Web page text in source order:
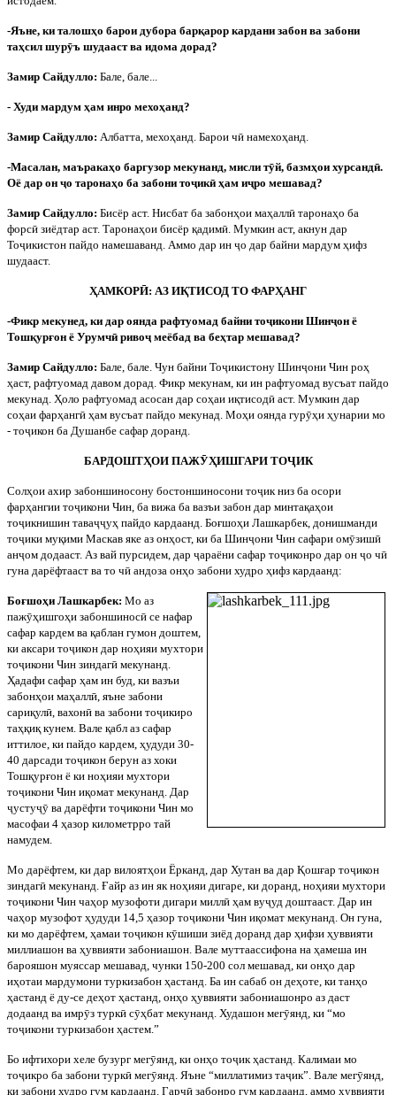
-Яъне, ки талошҳо барои дубора барқарор кардани забон ва забони
таҳсил шурӯъ шудааст ва идома дорад?
Замир Сайдулло: Бале, бале...
- Худи мардум ҳам инро мехоҳанд?
Замир Сайдулло: Албатта, мехоҳанд. Барои чӣ намехоҳанд.
-Масалан, маъракаҳо баргузор мекунанд, мисли тӯй, базмҳои хурсандӣ.
Оё дар он ҷо таронаҳо ба забони тоҷикӣ ҳам иҷро мешавад?
Замир Сайдулло: Бисёр аст. Нисбат ба забонҳои маҳаллӣ таронаҳо ба
форсӣ зиёдтар аст. Таронаҳои бисёр қадимӣ . Мумкин аст, акнун дар
Тоҷикистон пайдо намешаванд. Аммо дар ин ҷо дар байни мардум ҳифз
шудааст.
ҲАМКОРӢ: АЗ ИҚТИСОД ТО ФАРҲАНГ
-Фикр мекунед, ки дар оянда рафтуомад байни тоҷикони Шинҷон ё
Тошқурғон ё Урумчӣ ривоҷ меёбад ва беҳтар мешавад?
Замир Сайдулло: Бале, бале. Чун байни Тоҷикистону Шинҷони Чин роҳ
ҳаст, рафтуомад давом дорад. Фикр мекунам, ки ин рафтуомад вусъат пайдо
мекунад. Ҳоло рафтуомад асосан дар соҳаи иқтисодӣ аст. Мумкин дар
соҳаи фарҳангӣ ҳам вусъат пайдо мекунад. Моҳи оянда гурӯҳи ҳунарии мо
- тоҷикон ба Душанбе сафар доранд.
БАРДОШТҲОИ ПАЖӮҲИШГАРИ ТОҶИК
Солҳои ахир забоншиносону бостоншиносони тоҷик низ ба осори
фарҳангии тоҷикони Чин, ба вижа ба вазъи забон дар минтақаҳои
тоҷикнишин таваҷҷуҳ пайдо кардаанд. Боғшоҳи Лашкарбек, донишманди
тоҷики муқими Маскав яке аз онҳост, ки ба Шинҷони Чин сафари омӯзишӣ
анҷом додааст. Аз вай пурсидем, дар ҷараёни сафар тоҷиконро дар он ҷо чӣ
гуна дарёфтааст ва то чӣ андоза онҳо забони худро ҳифз кардаанд:
Боғшоҳи Лашкарбек: Мо аз
пажӯҳишгоҳи забоншиносӣ се нафар
сафар кардем ва қаблан гумон доштем,
ки аксари тоҷикон дар ноҳияи мухтори
тоҷикони Чин зиндагӣ мекунанд.
Ҳадафи сафар ҳам ин буд, ки вазъи
забонҳои маҳаллӣ , яъне забони
сариқулӣ , вахонӣ ва забони тоҷикиро
таҳқиқ кунем. Вале қабл аз сафар
иттилое, ки пайдо кардем, ҳудуди 30-
40 дарсади тоҷикон берун аз хоки
Тошқурғон ё ки ноҳияи мухтори
тоҷикони Чин иқомат мекунанд. Дар
ҷустуҷӯ ва дарёфти тоҷикони Чин мо
масофаи 4 ҳазор километрро тай
намудем.
Мо дарёфтем, ки дар вилоятҳои Ёрканд, дар Хутан ва дар Қошғар тоҷикон
зиндагӣ мекунанд. Ғайр аз ин як ноҳияи дигаре, ки доранд, ноҳияи мухтори
тоҷикони Чин чаҳор музофоти дигари миллӣ ҳам вуҷуд доштааст. Дар ин
чаҳор музофот ҳудуди 14,5 ҳазор тоҷикони Чин иқомат мекунанд. Он гуна,
ки мо дарёфтем, ҳамаи тоҷикон кӯшиши зиёд доранд дар ҳифзи ҳуввияти
миллиашон ва ҳуввияти забониашон. Вале муттаассифона на ҳамеша ин
барояшон муяссар мешавад, чунки 150-200 сол мешавад, ки онҳо дар
иҳотаи мардумони туркизабон ҳастанд. Ба ин сабаб он деҳоте, ки танҳо
ҳастанд ё ду-се деҳот ҳастанд, онҳо ҳуввияти забониашонро аз даст
додаанд ва имрӯз туркӣ сӯҳбат мекунанд. Худашон мегӯянд, ки “мо
тоҷикони туркизабон ҳастем.”
Бо ифтихори хеле бузург мегӯянд, ки онҳо тоҷик ҳастанд. Калимаи мо
тоҷикро ба забони туркӣ мегӯянд. Яъне “миллатимиз таҷик”. Вале мегӯянд,
ки забони худро гум кардаанд. Гарчӣ забонро гум кардаанд, аммо ҳуввияти